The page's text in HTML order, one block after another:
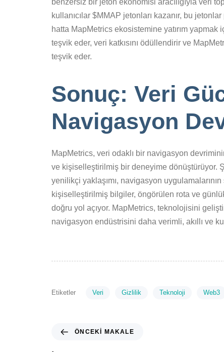
benzersiz bir jeton ekonomisi aracılığıyla veri
kullanıcılar $MMAP jetonları kazanır, bu
hatta MapMetrics ekosistemine yatırım yapmak
teşvik eder, veri katkısını ödüllendirir ve
teşvik eder.
Sonuç: Veri
Navigasyon
MapMetrics, veri odaklı bir navigasyon
ve kişiselleştirilmiş bir deneyime dönüştürüyor.
yenilikçi yaklaşımı, navigasyon
kişiselleştirilmiş bilgiler, öngörülen rota ve
doğru yol açıyor. MapMetrics, teknolojisini
navigasyon endüstrisini daha verimli, akıllı ve
Etiketler Veri Gizlilik Teknoloji Web3
ÖNCEKI MAKALE